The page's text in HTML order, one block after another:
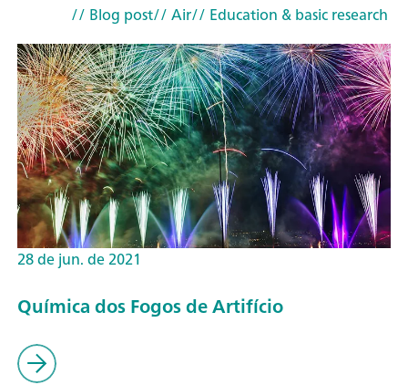
// Blog post// Air// Education & basic research
28 de jun. de 2021
Química dos Fogos de Artifício